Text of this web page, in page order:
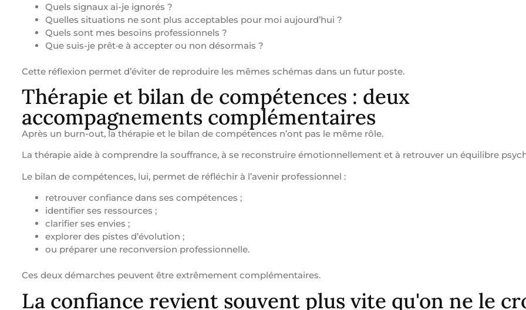
Quels signaux ai-je ignorés ?
Quelles situations ne sont plus acceptables pour moi aujourd’hui ?
Quels sont mes besoins professionnels ?
Que suis-je prêt·e à accepter ou non désormais ?
Cette réflexion permet d’éviter de reproduire les mêmes schémas dans un futur poste.
Thérapie et bilan de compétences : deux
accompagnements complémentaires
Après un burn-out, la thérapie et le bilan de compétences n’ont pas le même rôle.
La thérapie aide à comprendre la souffrance, à se reconstruire émotionnellement et à retrouver un équilibre
Le bilan de compétences, lui, permet de réfléchir à l’avenir professionnel :
retrouver confiance dans ses compétences ;
identifier ses ressources ;
clarifier ses envies ;
explorer des pistes d’évolution ;
ou préparer une reconversion professionnelle.
Ces deux démarches peuvent être extrêmement complémentaires.
La confiance revient souvent plus vite qu'on ne le